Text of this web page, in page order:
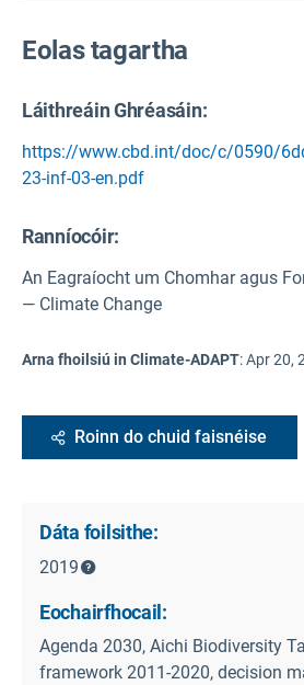
Eolas tagartha
Láithreáin Ghréasáin:
https://www.cbd.int/doc/c/0590/
23-inf-03-en.pdf
Ranníocóir:
An Eagraíocht um Chomhar agus
— Climate Change
Arna fhoilsiú in Climate-ADAPT:Apr 20,
Roinn do chuid faisnéise
Dáta foilsithe:
2019
Eochairfhocail:
Agenda 2030, Aichi Biodiversity
framework 2011-2020, decision